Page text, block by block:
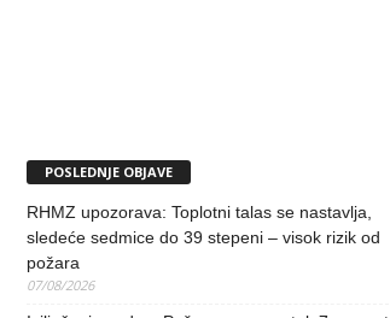
POSLEDNJE OBJAVE
RHMZ upozorava: Toplotni talas se nastavlja,
sledeće sedmice do 39 stepeni – visok rizik od
požara
07/08/2026